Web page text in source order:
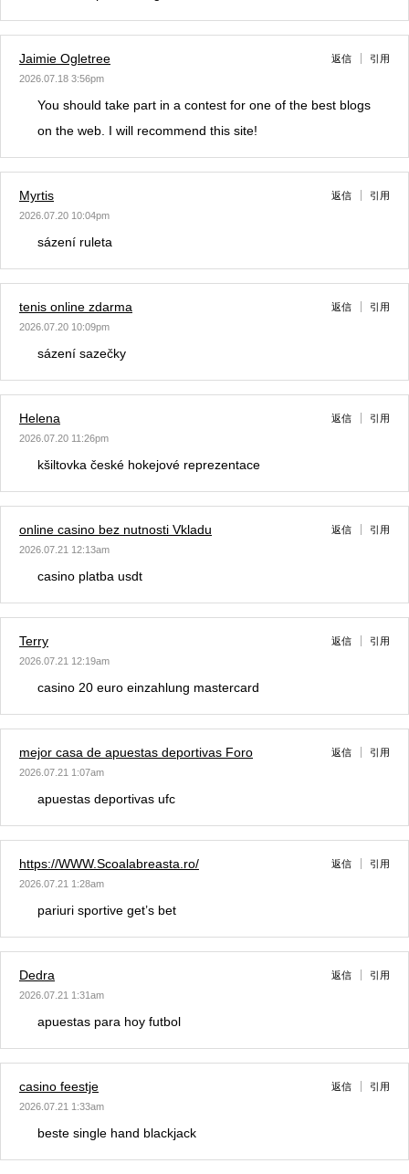
Jaimie Ogletree
2026.07.18 3:56pm
返信 引用
You should take part in a contest for one of the best blogs
on the web. I will recommend this site!
Myrtis
2026.07.20 10:04pm
返信 引用
sázení ruleta
tenis online zdarma
2026.07.20 10:09pm
返信 引用
sázení sazečky
Helena
2026.07.20 11:26pm
返信 引用
kšiltovka české hokejové reprezentace
online casino bez nutnosti Vkladu
2026.07.21 12:13am
返信 引用
casino platba usdt
Terry
2026.07.21 12:19am
返信 引用
casino 20 euro einzahlung mastercard
mejor casa de apuestas deportivas Foro
2026.07.21 1:07am
返信 引用
apuestas deportivas ufc
https://WWW.Scoalabreasta.ro/
2026.07.21 1:28am
返信 引用
pariuri sportive get’s bet
Dedra
2026.07.21 1:31am
返信 引用
apuestas para hoy futbol
casino feestje
2026.07.21 1:33am
返信 引用
beste single hand blackjack